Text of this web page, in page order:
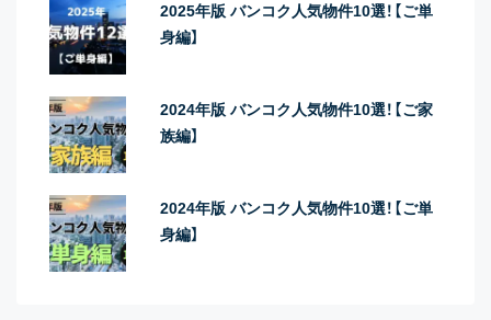
2025年版 バンコク人気物件10選！【ご単
身編】
2024年版 バンコク人気物件10選！【ご家
族編】
2024年版 バンコク人気物件10選！【ご単
身編】